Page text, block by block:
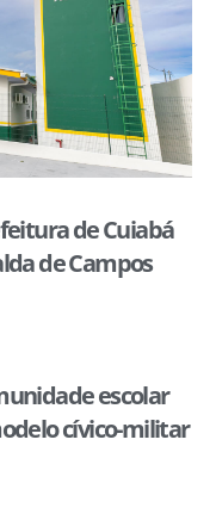
de Cuiabá
de Campos
escolar
cívico-militar